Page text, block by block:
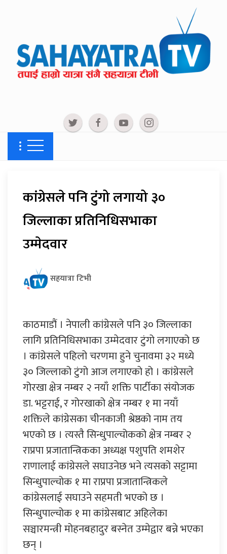
कांग्रेसले पनि टुंगो लगायो ३०
जिल्लाका प्रतिनिधिसभाका
उम्मेदवार
सहयात्रा टिभी
काठमाडौं । नेपाली कांग्रेसले पनि ३० जिल्लाका
लागि प्रतिनिधिसभाका उम्मेदवार टुंगो लगाएको छ
। कांग्रेसले पहिलो चरणमा हुने चुनावमा ३२ मध्ये
३० जिल्लाको टुंगो आज लगाएको हो । कांग्रेसले
गोरखा क्षेत्र नम्बर २ नयाँ शक्ति पार्टीका संयोजक
डा. भट्टराई, र गोरखाको क्षेत्र नम्बर १ मा नयाँ
शक्तिले कांग्रेसका चीनकाजी श्रेष्ठको नाम तय
भएको छ । त्यस्तै सिन्धुपाल्चोकको क्षेत्र नम्बर २
राप्रपा प्रजातान्त्रिकका अध्यक्ष पशुपति शमशेर
राणालाई कांग्रेसले सघाउनेछ भने त्यसको सट्टामा
सिन्धुपाल्चोक १ मा राप्रपा प्रजातान्त्रिकले
कांग्रेसलाई सघाउने सहमती भएको छ ।
सिन्धुपाल्चोक १ मा कांग्रेसबाट अहिलेका
सञ्चारमन्त्री मोहनबहादुर बस्नेत उम्मेद्वार बन्ने भएका
छन् ।